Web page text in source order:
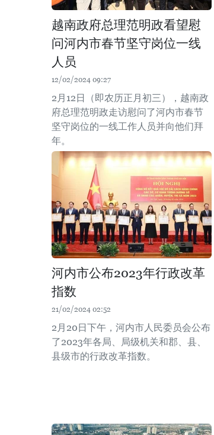
越南政府总理范明政看望慰
问河内市春节坚守岗位一线
人员
12/02/2024 09:27
2月12日（即农历正月初三），越南政
府总理范明政走访慰问了河内市春节
坚守岗位的一线工作人员并向他们拜
年。
河内市公布2023年行政改革
指数
21/02/2024 02:52
2月20日下午，河内市人民委员会公布
了2023年各局、局级机关和郡、县、
县级市的行政改革指数。